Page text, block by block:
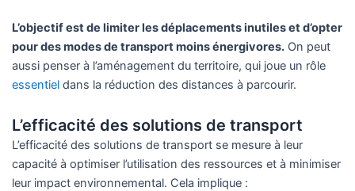
L’objectif est de limiter les déplacements inutiles et d’opter
pour des modes de transport moins énergivores.On peut
aussi penser à l’aménagement du territoire, qui joue un rôle
essentieldans la réduction des distances à parcourir.
L’efficacité des solutions de transport
L’efficacité des solutions de transport se mesure à leur
capacité à optimiser l’utilisation des ressources et à minimiser
leur impact environnemental. Cela implique :